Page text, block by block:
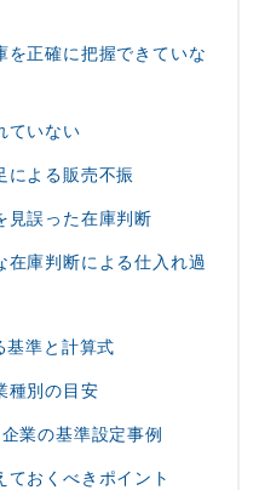
を正確に把握できていな
ていない
による販売不振
見誤った在庫判断
在庫判断による仕入れ過
基準と計算式
種別の目安
業の基準設定事例
ておくべきポイント